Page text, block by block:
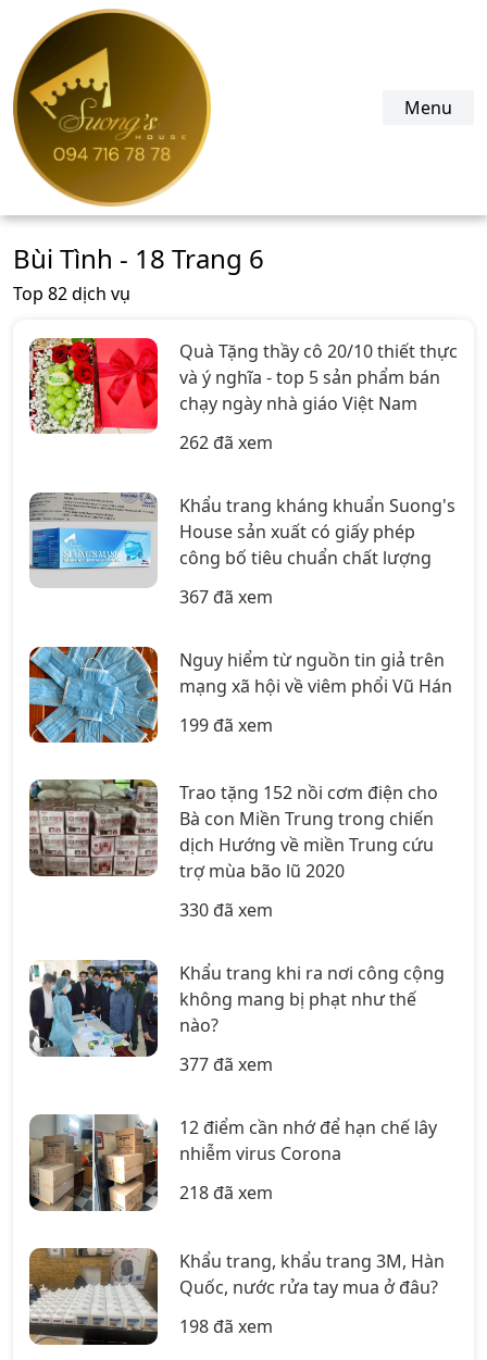
suonghouse.com
Menu
Bùi Tình - 18 Trang 6
Top 82 dịch vụ
Quà Tặng thầy cô 20/10 thiết thực
và ý nghĩa - top 5 sản phẩm bán
chạy ngày nhà giáo Việt Nam
262 đã xem
Khẩu trang kháng khuẩn Suong's
House sản xuất có giấy phép
công bố tiêu chuẩn chất lượng
367 đã xem
Nguy hiểm từ nguồn tin giả trên
mạng xã hội về viêm phổi Vũ Hán
199 đã xem
Trao tặng 152 nồi cơm điện cho
Bà con Miền Trung trong chiến
dịch Hướng về miền Trung cứu
trợ mùa bão lũ 2020
330 đã xem
Khẩu trang khi ra nơi công cộng
không mang bị phạt như thế
nào?
377 đã xem
12 điểm cần nhớ để hạn chế lây
nhiễm virus Corona
218 đã xem
Khẩu trang, khẩu trang 3M, Hàn
Quốc, nước rửa tay mua ở đâu?
198 đã xem